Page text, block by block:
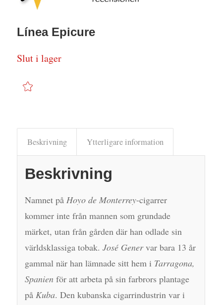
Línea Epicure
Slut i lager
Beskrivning Ytterligare information
Beskrivning
Namnet på Hoyo de Monterrey-cigarrer
kommer inte från mannen som grundade
märket, utan från gården där han odlade sin
världsklassiga tobak. José Genervar bara 13 år
gammal när han lämnade sitt hem i Tarragona,
Spanien för att arbeta på sin farbrors plantage
på Kuba. Den kubanska cigarrindustrin var i